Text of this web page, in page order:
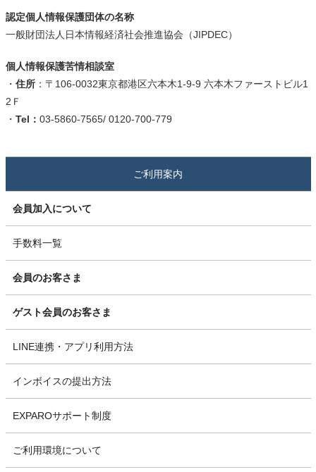
認定個人情報保護団体の名称
一般財団法人日本情報経済社会推進協会（JIPDEC）
個人情報保護苦情相談室
・ 住所：〒106-0032東京都港区六本木1-9-9 六本木ファーストビル1
2Ｆ
・ Tel： 03-5860-7565/ 0120-700-779
ご利用案内
会員加入について
手数料一覧
会員のお客さま
ゲスト会員のお客さま
LINE連携・アプリ利用方法
インボイスの提出方法
EXPAROサポート制度
ご利用環境について